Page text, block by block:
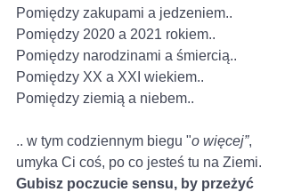
Pomiędzy zakupami a jedzeniem..
Pomiędzy 2020 a 2021 rokiem..
Pomiędzy narodzinami a śmiercią..
Pomiędzy XX a XXI wiekiem..
Pomiędzy ziemią a niebem..
.. w tym codziennym biegu "o więcej”,
umyka Ci coś, po co jesteś tu na Ziemi.
Gubisz poczucie sensu, by przeżyć